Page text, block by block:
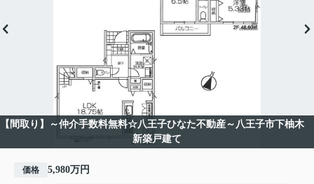
【間取り】～仲介手数料無料☆八王子ひなた不動産～八王子市下柚木
新築戸建て
価格 5,980万円